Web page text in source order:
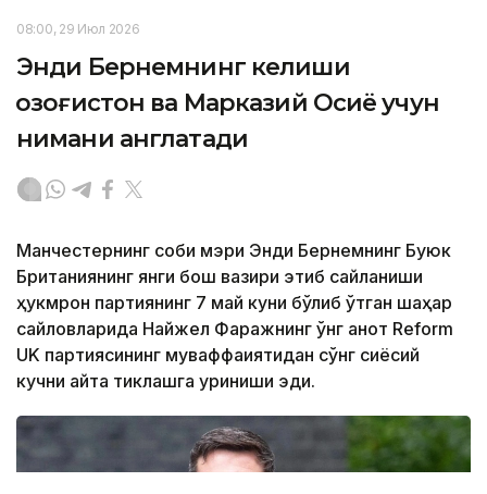
08:00, 29 Июл 2026
Энди Бернемнинг келиши
Қозоғистон ва Марказий Осиё учун
нимани англатади
Манчестернинг собиқ мэри Энди Бернемнинг Буюк
Британиянинг янги бош вазири этиб сайланиши
ҳукмрон партиянинг 7 май куни бўлиб ўтган шаҳар
сайловларида Найжел Фаражнинг ўнг қанот Reform
UK партиясининг муваффақиятидан сўнг сиёсий
кучни қайта тиклашга уриниши эди.